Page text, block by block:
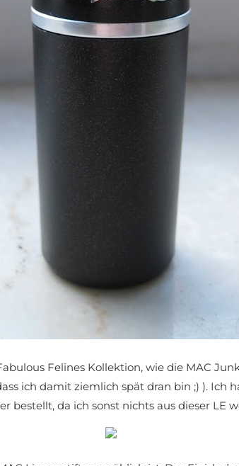
Felines Kollektion, wie die MAC
ich damit ziemlich spät dran bin ;) ). Ich
bestellt, da ich sonst nichts aus dieser LE